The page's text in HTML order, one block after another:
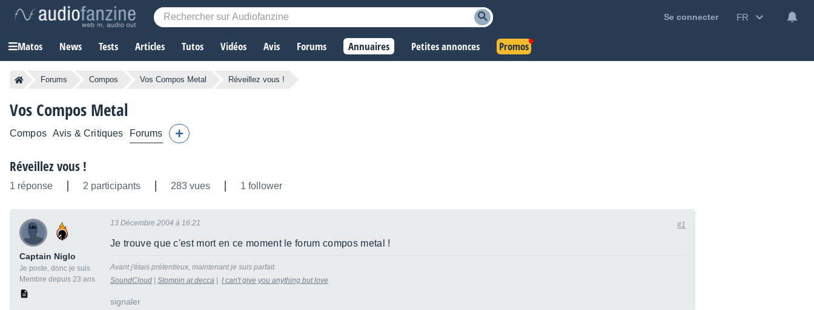
Se connecter FR
Matos News Tests Articles Tutos Vidéos Avis Forums Annuaires Petites annonces Promos
Forums Compos Vos Compos Metal Réveillez vous !
Vos Compos Metal
Compos Avis & Critiques Forums
Réveillez vous !
1 réponse 2 participants 283 vues 1 follower
Captain Niglo
Je poste, donc je suis
Membre depuis 23 ans
13 Décembre 2004 à 16:21 #1
Je trouve que c'est mort en ce moment le forum compos metal !
Avant j'étais prétentieux, maintenant je suis parfait.
SoundCloud
Stompin at decca I can't give you anything but love
signaler